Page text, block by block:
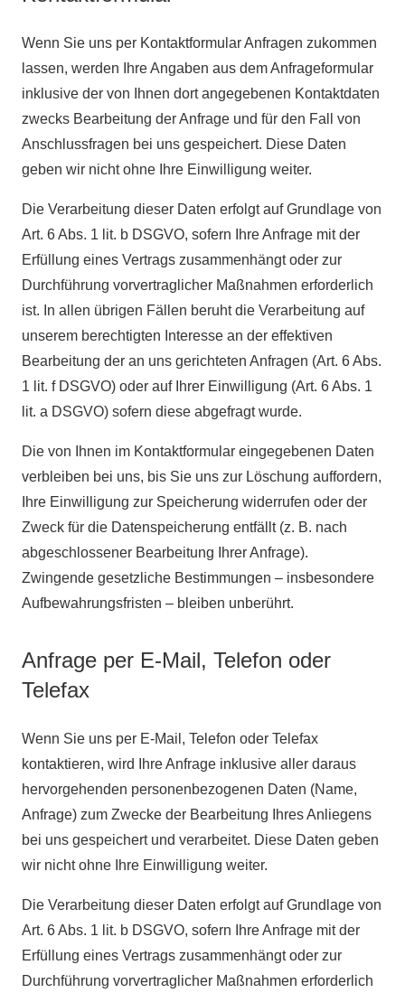
Wenn Sie uns per Kontaktformular Anfragen zukommen
lassen, werden Ihre Angaben aus dem Anfrageformular
inklusive der von Ihnen dort angegebenen Kontaktdaten
zwecks Bearbeitung der Anfrage und für den Fall von
Anschlussfragen bei uns gespeichert. Diese Daten
geben wir nicht ohne Ihre Einwilligung weiter.
Die Verarbeitung dieser Daten erfolgt auf Grundlage von
Art. 6 Abs. 1 lit. b DSGVO, sofern Ihre Anfrage mit der
Erfüllung eines Vertrags zusammenhängt oder zur
Durchführung vorvertraglicher Maßnahmen erforderlich
ist. In allen übrigen Fällen beruht die Verarbeitung auf
unserem berechtigten Interesse an der effektiven
Bearbeitung der an uns gerichteten Anfragen (Art. 6 Abs.
1 lit. f DSGVO) oder auf Ihrer Einwilligung (Art. 6 Abs. 1
lit. a DSGVO) sofern diese abgefragt wurde.
Die von Ihnen im Kontaktformular eingegebenen Daten
verbleiben bei uns, bis Sie uns zur Löschung auffordern,
Ihre Einwilligung zur Speicherung widerrufen oder der
Zweck für die Datenspeicherung entfällt (z. B. nach
abgeschlossener Bearbeitung Ihrer Anfrage).
Zwingende gesetzliche Bestimmungen – insbesondere
Aufbewahrungsfristen – bleiben unberührt.
Anfrage per E-Mail, Telefon oder
Telefax
Wenn Sie uns per E-Mail, Telefon oder Telefax
kontaktieren, wird Ihre Anfrage inklusive aller daraus
hervorgehenden personenbezogenen Daten (Name,
Anfrage) zum Zwecke der Bearbeitung Ihres Anliegens
bei uns gespeichert und verarbeitet. Diese Daten geben
wir nicht ohne Ihre Einwilligung weiter.
Die Verarbeitung dieser Daten erfolgt auf Grundlage von
Art. 6 Abs. 1 lit. b DSGVO, sofern Ihre Anfrage mit der
Erfüllung eines Vertrags zusammenhängt oder zur
Durchführung vorvertraglicher Maßnahmen erforderlich